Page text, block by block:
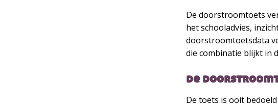
De doorstroomtoets
het schooladvies,
doorstroomtoetsdata
die combinatie blijkt in
de
De toets is ooit